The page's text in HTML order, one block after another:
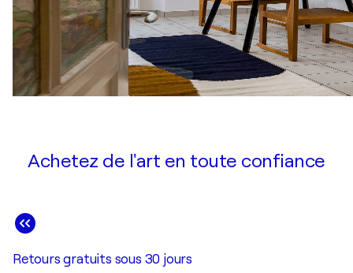
Achetez de l'art en toute confiance
Retours gratuits sous 30 jours